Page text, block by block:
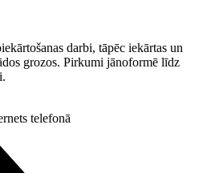
darbi, tāpēc iekārtas un
grozos. Pirkumi jānoformē līdz
telefonā